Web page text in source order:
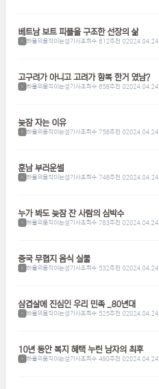
베트남 보트 피플을 구조한 선장의 삶
1 하울의움직이는성기사조회수 612추천 02024.04.24
고구려가 아니고 고려가 항복 한거 였남?
1 하울의움직이는성기사조회수 658추천 02024.04.24
늦잠 자는 이유
1 하울의움직이는성기사조회수 758추천 02024.04.24
훈남 부러운썰
1 하울의움직이는성기사조회수 748추천 02024.04.24
누가 봐도 늦잠 잔 사람의 심박수
1 하울의움직이는성기사조회수 783추천 02024.04.24
중국 무협지 음식 실물
1 하울의움직이는성기사조회수 532추천 02024.04.24
삼겹살에 진심인 우리 민족 _80년대
1 하울의움직이는성기사조회수 525추천 02024.04.24
10년 동안 복지 혜택 누린 남자의 최후
1 하울의움직이는성기사조회수 490추천 02024.04.24